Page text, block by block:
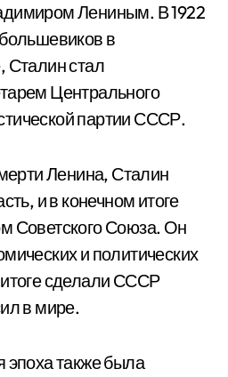
Лениным. В 1922
в
Сталин стал
Центрального
партии СССР.
Ленина, Сталин
и в конечном итоге
Советского Союза. Он
и политических
сделали СССР
в мире.
эпоха также была